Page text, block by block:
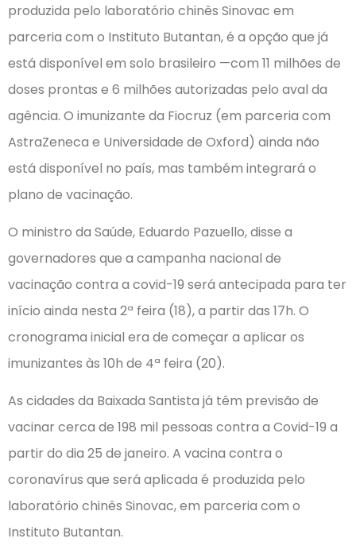
produzida pelo laboratório chinês Sinovac em
parceria com o Instituto Butantan, é a opção que já
está disponível em solo brasileiro —com 11 milhões de
doses prontas e 6 milhões autorizadas pelo aval da
agência. O imunizante da Fiocruz (em parceria com
AstraZeneca e Universidade de Oxford) ainda não
está disponível no país, mas também integrará o
plano de vacinação.
O ministro da Saúde, Eduardo Pazuello, disse a
governadores que a campanha nacional de
vacinação contra a covid-19 será antecipada para ter
início ainda nesta 2ª feira (18), a partir das 17h. O
cronograma inicial era de começar a aplicar os
imunizantes às 10h de 4ª feira (20).
As cidades da Baixada Santista já têm previsão de
vacinar cerca de 198 mil pessoas contra a Covid-19 a
partir do dia 25 de janeiro. A vacina contra o
coronavírus que será aplicada é produzida pelo
laboratório chinês Sinovac, em parceria com o
Instituto Butantan.